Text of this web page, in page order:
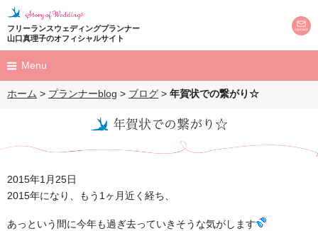
フリーランスウェディングプランナー
山口真理子のオフィシャルサイト
Menu
HOME
produce
ホーム > プランナーblog > ブログ > 年賀状での繋がり☆
年賀状での繋がり☆
2015年1月25日
2015年になり、もう1ヶ月近く経ち、
あっという間に今年も過ぎ去っていきそうな気がします